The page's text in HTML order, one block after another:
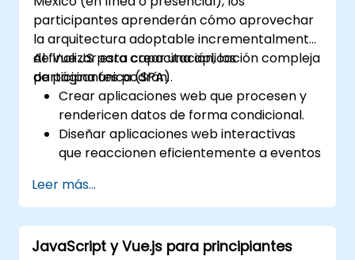
participantes aprenderán cómo aprovechar
la arquitectura adoptable incrementalmente
de Vue JS para crear una aplicación compleja
de página única (SPA).
Al finalizar esta capacitación, los
participantes podrán:
Crear aplicaciones web que procesen y
rendericen datos de forma condicional.
Diseñar aplicaciones web interactivas
que reaccionen eficientemente a eventos
Escribir código modular y reutilizable.
Progresar gradualmente una vista hacia
una aplicación completa de página única.
Integrar VueJS en una página web
Leer más...
JavaScript y Vue.js para principiantes